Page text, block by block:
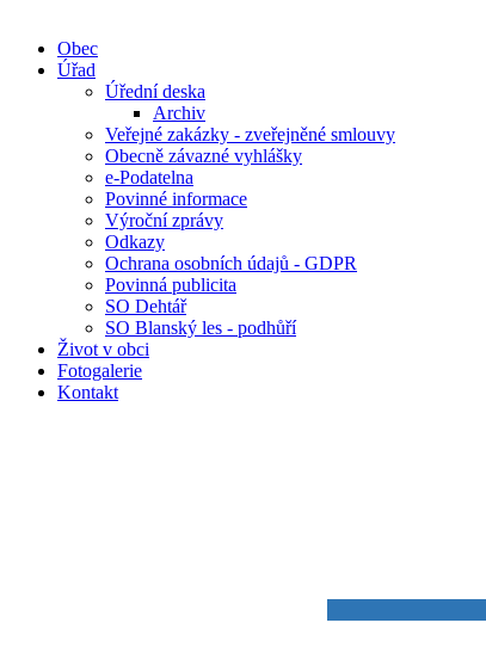
Obec
Úřad
Úřední deska
Archiv
Veřejné zakázky - zveřejněné smlouvy
Obecně závazné vyhlášky
e-Podatelna
Povinné informace
Výroční zprávy
Odkazy
Ochrana osobních údajů - GDPR
Povinná publicita
SO Dehtář
SO Blanský les - podhůří
Život v obci
Fotogalerie
Kontakt